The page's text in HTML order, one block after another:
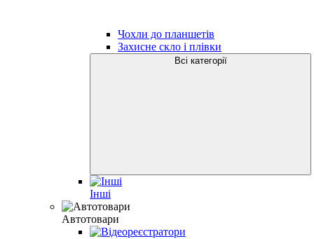
Чохли до планшетів
Захисне скло і плівки
Всі категорії
Інші
Автотовари